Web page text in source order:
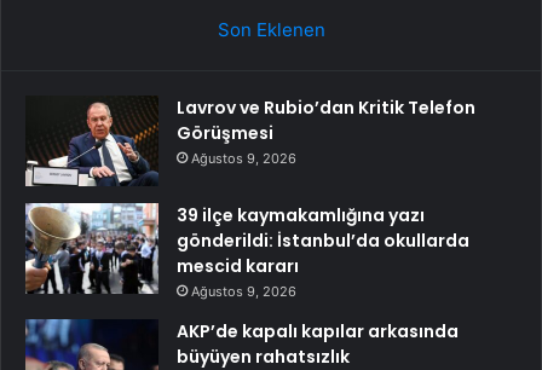
Son Eklenen
Lavrov ve Rubio’dan Kritik Telefon
Görüşmesi
Ağustos 9, 2026
39 ilçe kaymakamlığına yazı
gönderildi: İstanbul’da okullarda
mescid kararı
Ağustos 9, 2026
AKP’de kapalı kapılar arkasında
büyüyen rahatsızlık